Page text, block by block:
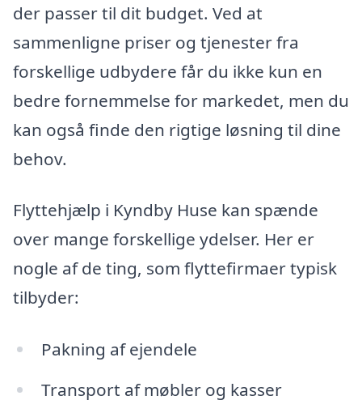
der passer til dit budget. Ved at
sammenligne priser og tjenester fra
forskellige udbydere får du ikke kun en
bedre fornemmelse for markedet, men du
kan også finde den rigtige løsning til dine
behov.
Flyttehjælp i Kyndby Huse kan spænde
over mange forskellige ydelser. Her er
nogle af de ting, som flyttefirmaer typisk
tilbyder:
Pakning af ejendele
Transport af møbler og kasser